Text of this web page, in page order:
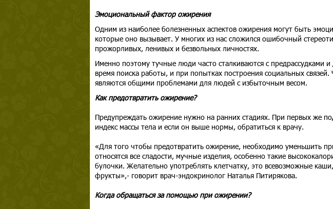
Эмоциональный фактор ожирения
Одним из наиболее болезненных аспектов ожирения могут быть
которые оно вызывает. У многих из нас сложился ошибочный
прожорливых, ленивых и безвольных личностях.
Именно поэтому тучные люди часто сталкиваются с предрассудками
время поиска работы, и при попытках построения социальных
являются общими проблемами для людей с избыточным весом.
Как предотвратить ожирение?
Предупреждать ожирение нужно на ранних стадиях. При первых же
индекс массы тела и если он выше нормы, обратиться к врачу.
«Для того чтобы предотвратить ожирение, необходимо уменьшить
относятся все сладости, мучные изделия, особенно такие
булочки. Желательно употреблять клетчатку, это всевозможные
фрукты»,- говорит врач-эндокринолог Наталья Питирякова.
Когда обращаться за помощью при ожирении?